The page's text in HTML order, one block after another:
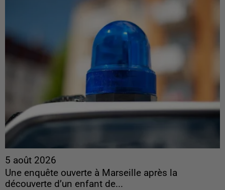
5 août 2026
Une enquête ouverte à Marseille après la
découverte d’un enfant de...